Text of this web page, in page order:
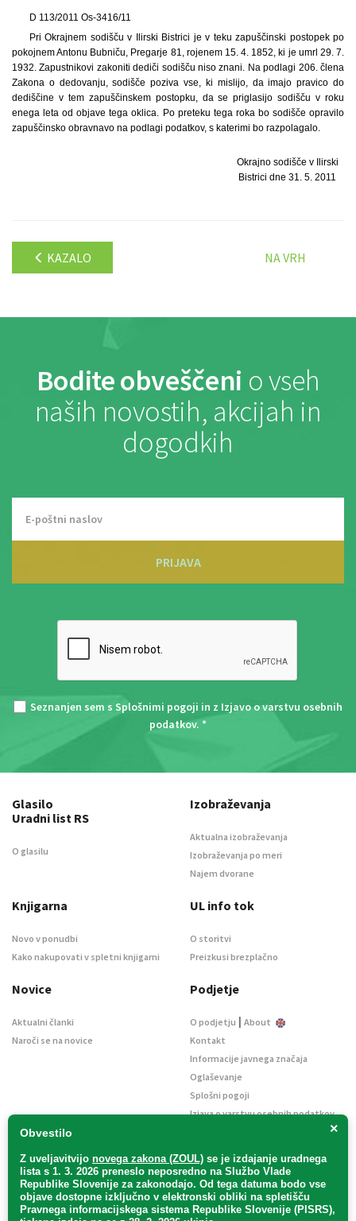
D 113/2011 Os-3416/11
Pri Okrajnem sodišču v Ilirski Bistrici je v teku zapuščinski postopek po
pokojnem Antonu Bubniču, Pregarje 81, rojenem 15. 4. 1852, ki je umrl 29. 7.
1932. Zapustnikovi zakoniti dediči sodišču niso znani. Na podlagi 206. člena
Zakona o dedovanju, sodišče poziva vse, ki mislijo, da imajo pravico do
dediščine v tem zapuščinskem postopku, da se priglasijo sodišču v roku
enega leta od objave tega oklica. Po preteku tega roka bo sodišče opravilo
zapuščinsko obravnavo na podlagi podatkov, s katerimi bo razpolagalo.
Okrajno sodišče v Ilirski
Bistrici dne 31. 5. 2011
KAZALO NA VRH
Bodite obveščeni o vseh
naših novostih, akcijah in
dogodkih
PRIJAVA
Seznanjen sem s Splošnimi pogoji in z Izjavo o varstvu osebnih
podatkov. *
×
Obvestilo
Z uveljavitvijo novega zakona (ZOUL) se je izdajanje uradnega
lista s 1. 3. 2026 preneslo neposredno na Službo Vlade
Republike Slovenije za zakonodajo. Od tega datuma bodo vse
objave dostopne izključno v elektronski obliki na spletišču
Pravnega informacijskega sistema Republike Slovenije (PISRS),
Glasilo
Uradni list RS
O glasilu
Izobraževanja
Aktualna izobraževanja
Izobraževanja po meri
Najem dvorane
Knjigarna
Novo v ponudbi
Kako nakupovati v spletni knjigarni
UL info tok
O storitvi
Preizkusi brezplačno
Novice
Aktualni članki
Naroči se na novice
Podjetje
O podjetju | About
Kontakt
Informacije javnega značaja
Oglaševanje
Splošni pogoji
Izjava o varstvu osebnih podatkov
Uradni list d. o. o. – v likvidaciji / Vse pravice pridržane.